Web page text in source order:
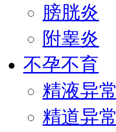
膀胱炎
附睾炎
不孕不育
精液异常
精道异常